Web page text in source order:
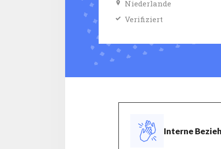
Niederlande
Verifiziert
Interne